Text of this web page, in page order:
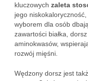
kluczowych zaleta
jego
wyborem dla osób
zawartości białka,
aminokwasów,
rozwój mięśni.
Wędzony dorsz jest